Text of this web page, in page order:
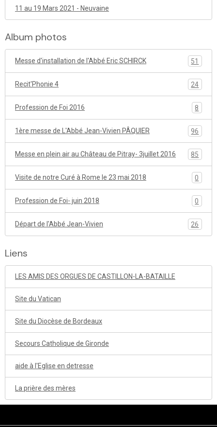
11 au 19 Mars 2021 - Neuvaine
Album photos
Messe d'installation de l'Abbé Eric SCHIRCK 51
Recit'Phonie 4 24
Profession de Foi 2016 8
1ère messe de L'Abbé Jean-Vivien PÂQUIER 96
Messe en plein air au Château de Pitray- 3juillet 2016 85
Visite de notre Curé à Rome le 23 mai 2018 0
Profession de Foi- juin 2018 0
Départ de l'Abbé Jean-Vivien 26
Liens
LES AMIS DES ORGUES DE CASTILLON-LA-BATAILLE
Site du Vatican
Site du Diocèse de Bordeaux
Secours Catholique de Gironde
aide à l'Eglise en detresse
La prière des mères